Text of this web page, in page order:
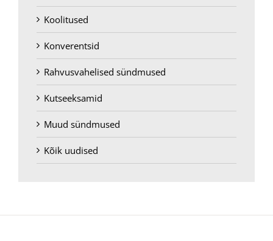
Koolitused
Konverentsid
Rahvusvahelised sündmused
Kutseeksamid
Muud sündmused
Kõik uudised